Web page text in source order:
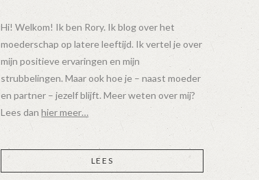
Hi! Welkom! Ik ben Rory. Ik blog over het
moederschap op latere leeftijd. Ik vertel je over
mijn positieve ervaringen en mijn
strubbelingen. Maar ook hoe je – naast moeder
en partner – jezelf blijft. Meer weten over mij?
Lees danhier meer…
LEES